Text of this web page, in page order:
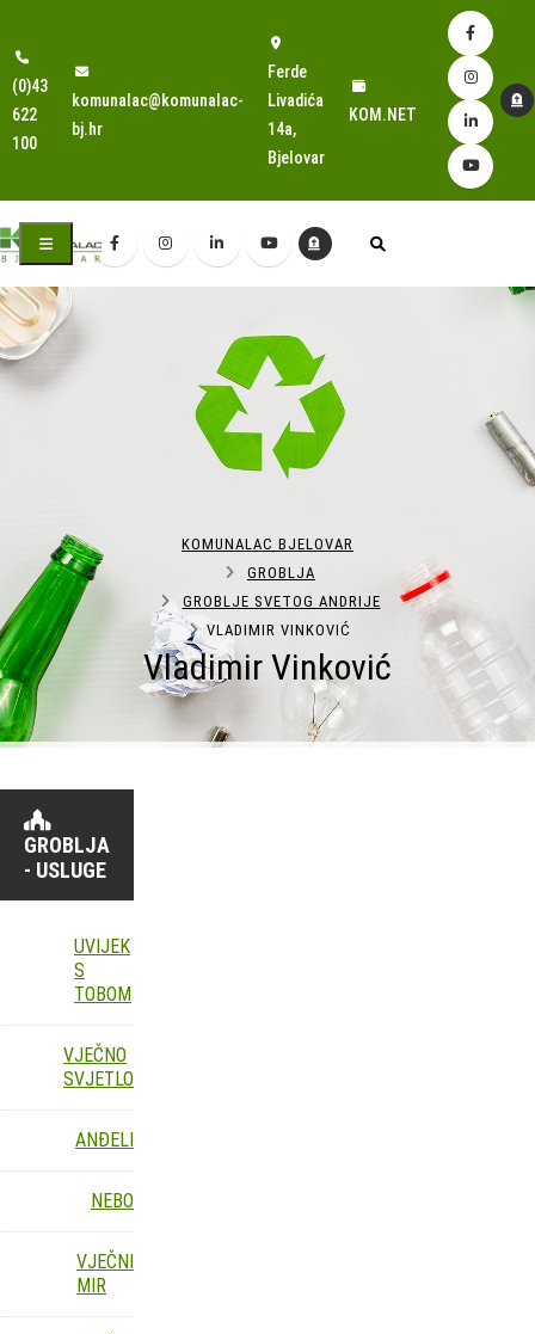
(0)43
622
100
komunalac@komunalac-
bj.hr
Ferde
Livadića
14a,
Bjelovar
KOM.NET
Vladimir Vinković
KOMUNALAC BJELOVAR
GROBLJA
GROBLJE SVETOG ANDRIJE
VLADIMIR VINKOVIĆ
GROBLJA
- USLUGE
UVIJEK
S
TOBOM
VJEČNO
SVJETLO
ANĐELI
NEBO
VJEČNI
MIR